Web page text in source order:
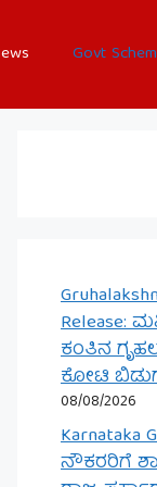
Govt
Release:
ಕಂತಿನ
ಕೋಟಿ
08/08/2026
Karnataka
ನೌಕರರಿಗೆ